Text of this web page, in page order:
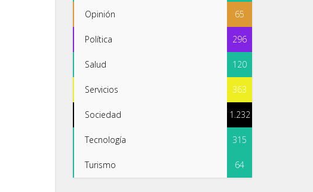
Opinión 65
Política 296
Salud 120
Servicios 363
Sociedad 1.232
Tecnología 315
Turismo 64